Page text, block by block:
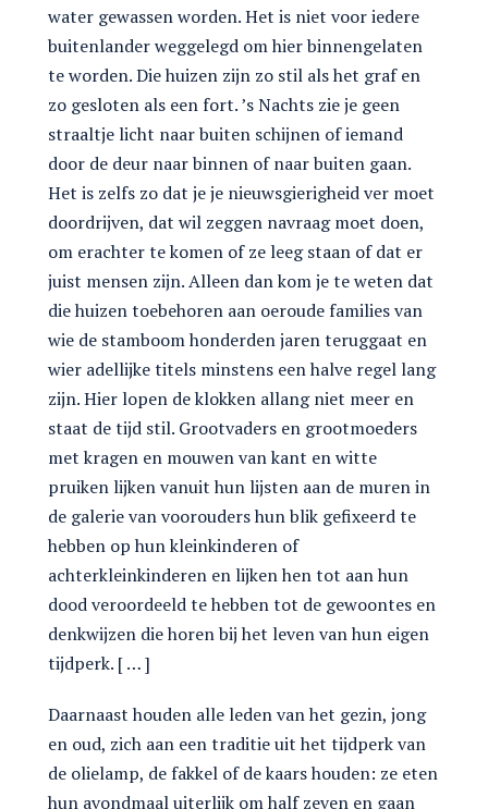
water gewassen worden. Het is niet voor iedere
buitenlander weggelegd om hier binnengelaten
te worden. Die huizen zijn zo stil als het graf en
zo gesloten als een fort. ’s Nachts zie je geen
straaltje licht naar buiten schijnen of iemand
door de deur naar binnen of naar buiten gaan.
Het is zelfs zo dat je je nieuwsgierigheid ver moet
doordrijven, dat wil zeggen navraag moet doen,
om erachter te komen of ze leeg staan of dat er
juist mensen zijn. Alleen dan kom je te weten dat
die huizen toebehoren aan oeroude families van
wie de stamboom honderden jaren teruggaat en
wier adellijke titels minstens een halve regel lang
zijn. Hier lopen de klokken allang niet meer en
staat de tijd stil. Grootvaders en grootmoeders
met kragen en mouwen van kant en witte
pruiken lijken vanuit hun lijsten aan de muren in
de galerie van voorouders hun blik gefixeerd te
hebben op hun kleinkinderen of
achterkleinkinderen en lijken hen tot aan hun
dood veroordeeld te hebben tot de gewoontes en
denkwijzen die horen bij het leven van hun eigen
tijdperk. [ … ]
Daarnaast houden alle leden van het gezin, jong
en oud, zich aan een traditie uit het tijdperk van
de olielamp, de fakkel of de kaars houden: ze eten
hun avondmaal uiterlijk om half zeven en gaan